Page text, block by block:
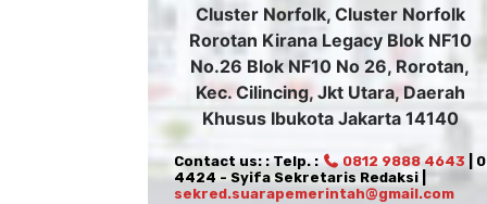
Cluster Norfolk, Cluster Norfolk
Rorotan Kirana Legacy Blok NF10
No.26 Blok NF10 No 26, Rorotan,
Kec. Cilincing, Jkt Utara, Daerah
Khusus Ibukota Jakarta 14140
Contact us: : Telp. : 0812 9888 4643 |
4424 - Syifa Sekretaris Redaksi |
sekred.suarapemerintah@gmail.com